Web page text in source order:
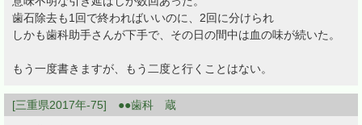
歯石除去も1回で終わればいいのに、2回に分けられ
しかも歯科助手さんが下手で、その日の間中は血の味が続いた。
もう一度書きますが、もう二度と行くことはない。
[三重県2017年-75] ●●歯科 蔵